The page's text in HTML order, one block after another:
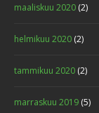
maaliskuu 2020 (2)
helmikuu 2020 (2)
tammikuu 2020 (2)
marraskuu 2019 (5)